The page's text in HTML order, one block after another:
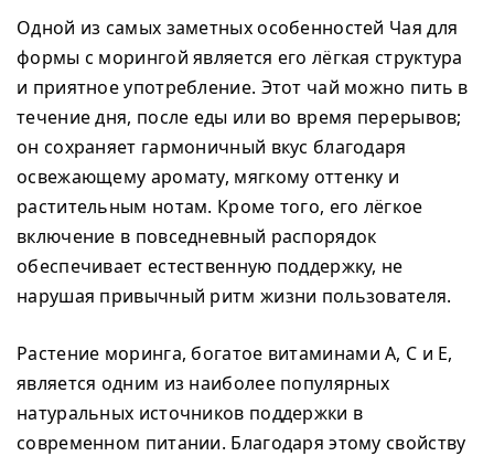
Одной из самых заметных особенностей Чая для
формы с морингой является его лёгкая структура
и приятное употребление. Этот чай можно пить в
течение дня, после еды или во время перерывов;
он сохраняет гармоничный вкус благодаря
освежающему аромату, мягкому оттенку и
растительным нотам. Кроме того, его лёгкое
включение в повседневный распорядок
обеспечивает естественную поддержку, не
нарушая привычный ритм жизни пользователя.
Растение моринга, богатое витаминами A, C и E,
является одним из наиболее популярных
натуральных источников поддержки в
современном питании. Благодаря этому свойству